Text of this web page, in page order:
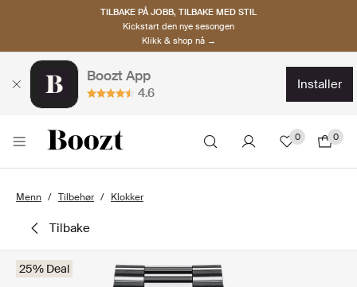
TILBAKE PÅ JOBB, TILBAKE MED STIL
Kickstart den nye sesongen
Klikk & shop nå →
Boozt App
4.6
installer
0 0
Menn Tilbehør Klokker
tilbake
25% Deal